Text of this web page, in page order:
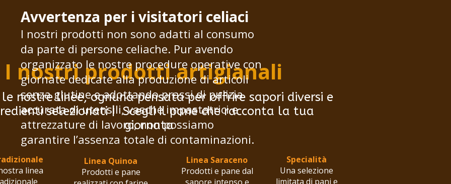
Avvertenza per i visitatori celiaci
I nostri prodotti non sono adatti al consumo
da parte di persone celiache. Pur avendo
organizzato le nostre procedure operative con
giornate dedicate alla produzione di articoli
senza glutine e adottando prassi di pulizia
accurata di utensili, vasche impastatrici e
attrezzature di lavoro, non possiamo
garantire l’assenza totale di contaminazioni.
I nostri prodotti artigianali
le nostre linee, ognuna pensata per offrire sapori diversi e
selezionati | Scegli il pane che racconta la tua
giornata
Specialità
Una selezione
limitata di pani e
Linea Saraceno
Prodotti e pane dal
linea
Linea Quinoa
Prodotti e pane